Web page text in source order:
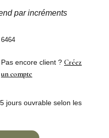
par incréments
6464
Pas encore client ? Créez
un compte
jours ouvrable selon les